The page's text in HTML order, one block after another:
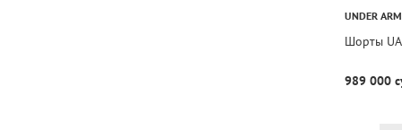
UNDER
Шорты
989 000